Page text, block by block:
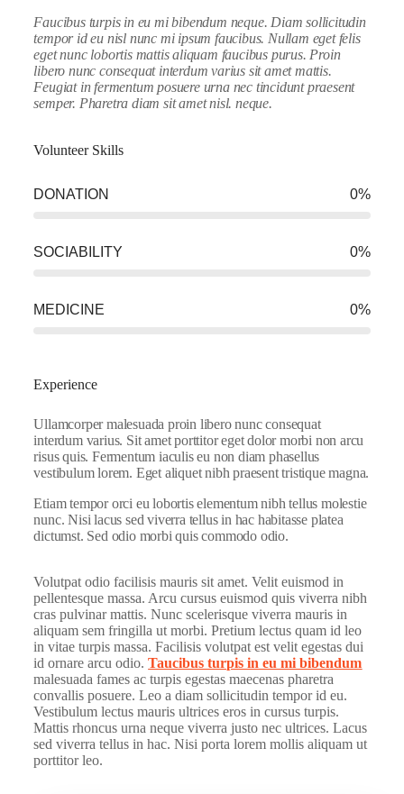
Faucibus turpis in eu mi bibendum neque. Diam sollicitudin
tempor id eu nisl nunc mi ipsum faucibus. Nullam eget felis
eget nunc lobortis mattis aliquam faucibus purus. Proin
libero nunc consequat interdum varius sit amet mattis.
Feugiat in fermentum posuere urna nec tincidunt praesent
semper. Pharetra diam sit amet nisl. neque.
Volunteer Skills
DONATION 0%
SOCIABILITY 0%
MEDICINE 0%
Experience
Ullamcorper malesuada proin libero nunc consequat
interdum varius. Sit amet porttitor eget dolor morbi non arcu
risus quis. Fermentum iaculis eu non diam phasellus
vestibulum lorem. Eget aliquet nibh praesent tristique magna.
Etiam tempor orci eu lobortis elementum nibh tellus molestie
nunc. Nisi lacus sed viverra tellus in hac habitasse platea
dictumst. Sed odio morbi quis commodo odio.
Volutpat odio facilisis mauris sit amet. Velit euismod in
pellentesque massa. Arcu cursus euismod quis viverra nibh
cras pulvinar mattis. Nunc scelerisque viverra mauris in
aliquam sem fringilla ut morbi. Pretium lectus quam id leo
in vitae turpis massa. Facilisis volutpat est velit egestas dui
id ornare arcu odio.Taucibus turpis in eu mi bibendum
malesuada fames ac turpis egestas maecenas pharetra
convallis posuere. Leo a diam sollicitudin tempor id eu.
Vestibulum lectus mauris ultrices eros in cursus turpis.
Mattis rhoncus urna neque viverra justo nec ultrices. Lacus
sed viverra tellus in hac. Nisi porta lorem mollis aliquam ut
porttitor leo.